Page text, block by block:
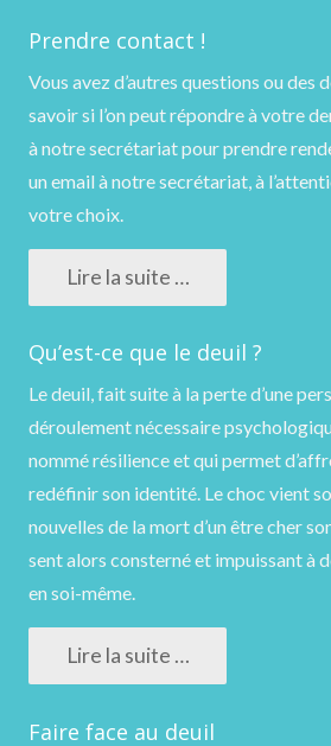
Prendre contact !
Vous avez d’autres questions ou des
savoir si l’on peut répondre à votre
à notre secrétariat pour prendre
un email à notre secrétariat, à
votre choix.
Lire la suite …
Qu’est-ce que le deuil ?
Le deuil, fait suite à la perte d’une
déroulement nécessaire
nommé résilience et qui permet
redéfinir son identité. Le choc vient
nouvelles de la mort d’un être cher
sent alors consterné et impuissant à
en soi-même.
Lire la suite …
Faire face au deuil